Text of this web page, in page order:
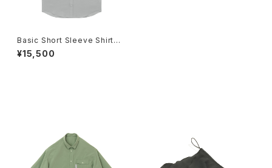
Basic Short Sleeve Shirt
Quiet Grey リッジマウンテ
ンギア 半袖シャツ
¥15,500